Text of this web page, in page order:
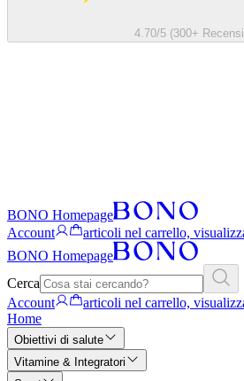
4.70/5 (300+
BONO Homepage
Account
articoli nel carrello,
BONO Homepage
Cerca
Account
articoli nel carrello,
Home
Obiettivi di salute
Vitamine & Integratori